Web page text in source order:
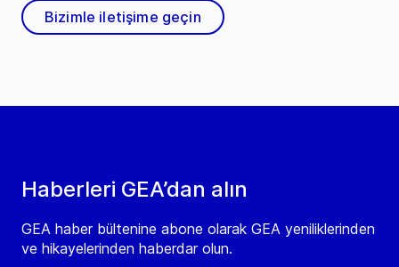
Haberleri GEA’dan alın
GEA haber bültenine abone olarak GEA yeniliklerinden
ve hikayelerinden haberdar olun.
Bizimle iletişime geçin